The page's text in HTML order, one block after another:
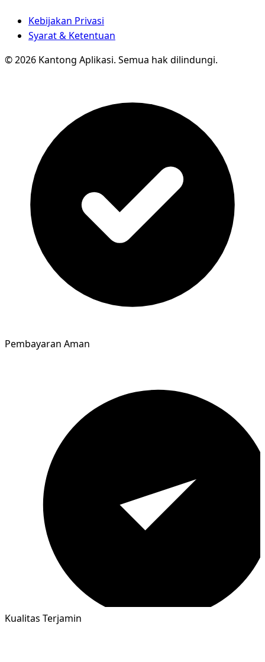
Kebijakan Privasi
Syarat & Ketentuan
© 2026 Kantong Aplikasi. Semua hak dilindungi.
Pembayaran Aman
Kualitas Terjamin